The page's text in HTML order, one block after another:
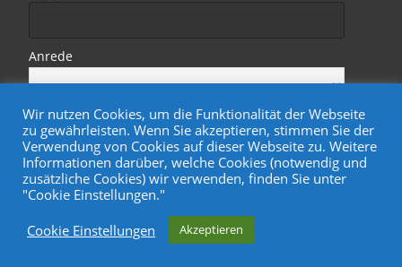
Anrede
Copyright © Wohnungsgenossenschaft Treptower Park eG
Powered by WordPress, Designed byDavide.de
Wir nutzen Cookies, um die Funktionalität der Webseite
zu gewährleisten. Wenn Sie akzeptieren, stimmen Sie der
Verwendung von Cookies auf dieser Webseite zu. Weitere
Informationen darüber, welche Cookies (notwendig und
zusätzliche Cookies) wir verwenden, finden Sie unter
"Cookie Einstellungen."
Cookie Einstellungen
Akzeptieren